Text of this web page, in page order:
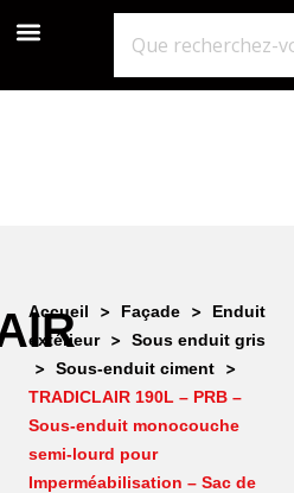
Accueil > Façade >
Enduit
extérieur
> Sous enduit gris
> Sous-enduit ciment >
TRADICLAIR 190L – PRB –
Sous-enduit monocouche
semi-lourd pour
Imperméabilisation – Sac de